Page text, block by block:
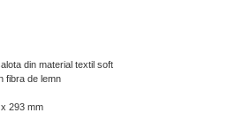
din material textil soft
fibra de lemn
293 mm